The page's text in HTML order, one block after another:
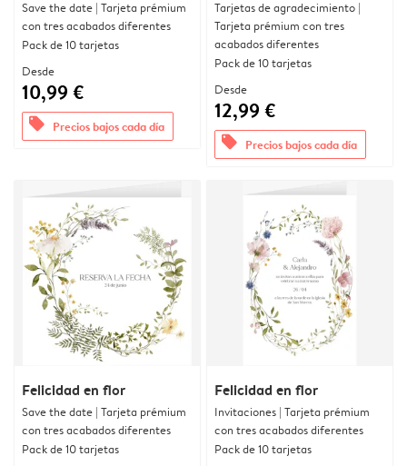
Save the date | Tarjeta prémium
con tres acabados diferentes
Pack de 10 tarjetas
Desde
10,99 €
offers Precios bajos cada día
Tarjetas de agradecimiento |
Tarjeta prémium con tres
acabados diferentes
Pack de 10 tarjetas
Desde
12,99 €
offers Precios bajos cada día
Felicidad en flor
Save the date | Tarjeta prémium
con tres acabados diferentes
Pack de 10 tarjetas
Felicidad en flor
Invitaciones | Tarjeta prémium
con tres acabados diferentes
Pack de 10 tarjetas